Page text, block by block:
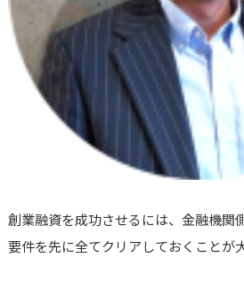
創業融資を成功させるには、金融機関
要件を先に全てクリアしておくことが